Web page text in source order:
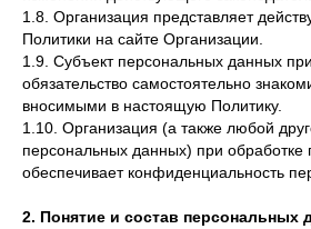
1.8. Организация представляет
Политики на сайте Организации.
1.9. Субъект персональных данных
обязательство самостоятельно
вносимыми в настоящую Политику.
1.10. Организация (а также любой
персональных данных) при
обеспечивает конфиденциальность
2. Понятие и состав персональных